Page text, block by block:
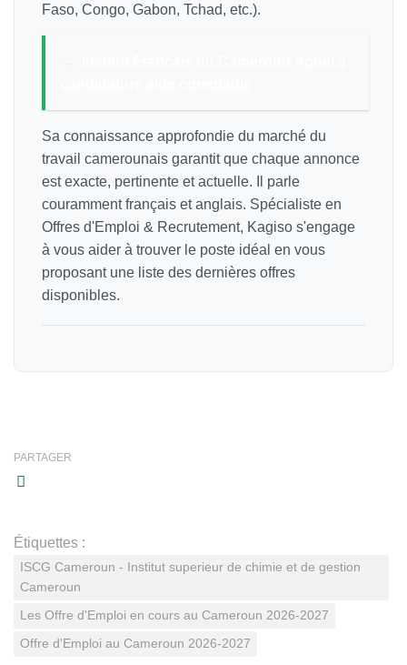
Faso, Congo, Gabon, Tchad, etc.).
Sa connaissance approfondie du marché du
travail camerounais garantit que chaque annonce
est exacte, pertinente et actuelle. Il parle
couramment français et anglais. Spécialiste en
Offres d'Emploi & Recrutement, Kagiso s'engage
à vous aider à trouver le poste idéal en vous
proposant une liste des dernières offres
disponibles.
PARTAGER
Étiquettes :
ISCG Cameroun - Institut superieur de chimie et de gestion
Cameroun
Les Offre d'Emploi en cours au Cameroun 2026-2027
Offre d'Emploi au Cameroun 2026-2027